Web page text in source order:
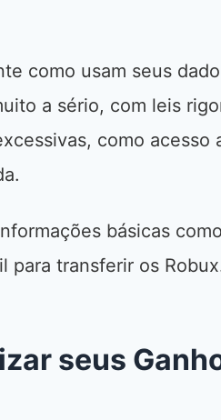
como usam seus
a sério, com leis
como acesso
básicas
para transferir os
seus